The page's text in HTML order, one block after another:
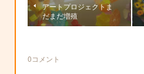
アートプロジェクトま
だまだ増殖
0コメント